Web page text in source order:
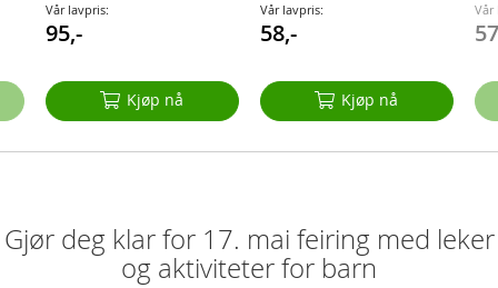
Vår lavpris:
95,-
Kjøp nå
Vår lavpris:
58,-
Kjøp nå
Vår
Gjør deg klar for 17. mai feiring med leker
og aktiviteter for barn